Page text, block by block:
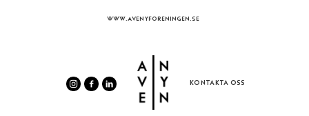
WWW.AVENYFORENINGEN.SE
KONTAKTA OSS